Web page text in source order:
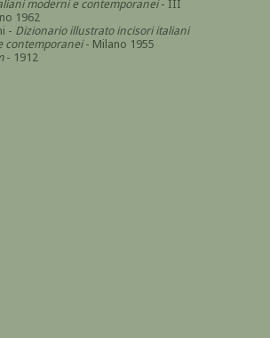
moderni e contemporanei- III
1962
- Dizionario illustrato incisori italiani
contemporanei- Milano 1955
- 1912